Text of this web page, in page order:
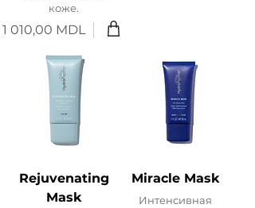
коже.
Цена
1 010,00 MDL
Rejuvenating
Mask
Miracle Mask
Интенсивная